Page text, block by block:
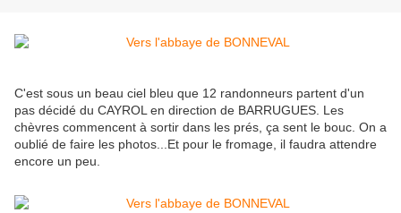
C'est sous un beau ciel bleu que 12 randonneurs partent d'un
pas décidé du CAYROL en direction de BARRUGUES. Les
chèvres commencent à sortir dans les prés, ça sent le bouc. On a
oublié de faire les photos...Et pour le fromage, il faudra attendre
encore un peu.